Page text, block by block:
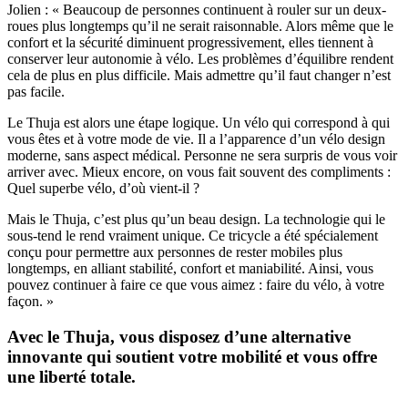
Jolien : « Beaucoup de personnes continuent à rouler sur un deux-
roues plus longtemps qu’il ne serait raisonnable. Alors même que le
confort et la sécurité diminuent progressivement, elles tiennent à
conserver leur autonomie à vélo. Les problèmes d’équilibre rendent
cela de plus en plus difficile. Mais admettre qu’il faut changer n’est
pas facile.
Le Thuja est alors une étape logique. Un vélo qui correspond à qui
vous êtes et à votre mode de vie. Il a l’apparence d’un vélo design
moderne, sans aspect médical. Personne ne sera surpris de vous voir
arriver avec. Mieux encore, on vous fait souvent des compliments :
Quel superbe vélo, d’où vient-il ?
Mais le Thuja, c’est plus qu’un beau design. La technologie qui le
sous-tend le rend vraiment unique. Ce tricycle a été spécialement
conçu pour permettre aux personnes de rester mobiles plus
longtemps, en alliant stabilité, confort et maniabilité. Ainsi, vous
pouvez continuer à faire ce que vous aimez : faire du vélo, à votre
façon. »
Avec le Thuja, vous disposez d’une alternative
innovante qui soutient votre mobilité et vous offre
une liberté totale.